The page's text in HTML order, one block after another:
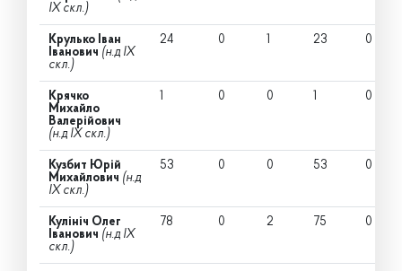
IX скл.)
Крулько Іван
Іванович (н.д IX
скл.)
24 0 1 23 0
Крячко
Михайло
Валерійович
(н.д IX скл.)
1 0 0 1 0
Кузбит Юрій
Михайлович (н.д
IX скл.)
53 0 0 53 0
Кулініч Олег
Іванович (н.д IX
скл.)
78 0 2 75 0